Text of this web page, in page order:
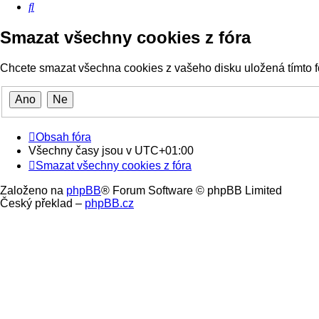
Hledat
Smazat všechny cookies z fóra
Chcete smazat všechna cookies z vašeho disku uložená tímto
Obsah fóra
Všechny časy jsou v UTC+01:00
Smazat všechny cookies z fóra
Založeno na phpBB® Forum Software © phpBB Limited
Český překlad – phpBB.cz